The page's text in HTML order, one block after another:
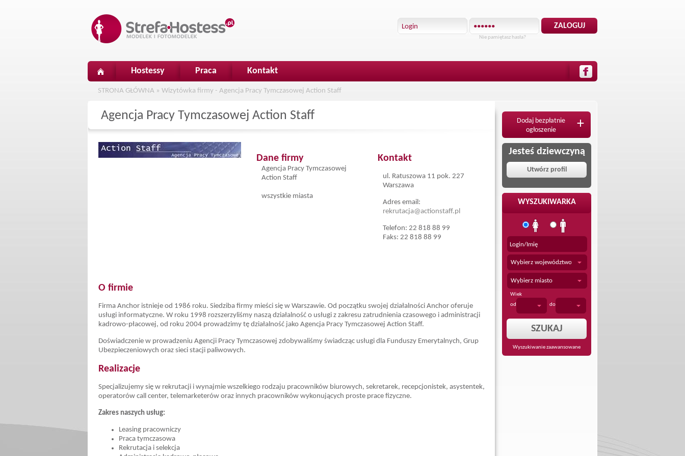
Nie pamiętasz hasła?
Hostessy Praca Kontakt
STRONA GŁÓWNA » Wizytówka firmy - Agencja Pracy Tymczasowej Action Staff
Agencja Pracy Tymczasowej Action Staff
Dane firmy
Agencja Pracy Tymczasowej
Action Staff
wszystkie miasta
Kontakt
ul. Ratuszowa 11 pok. 227
Warszawa
Adres email:
rekrutacja@actionstaff.pl
Telefon: 22 818 88 99
Faks: 22 818 88 99
O firmie
Firma Anchor istnieje od 1986 roku. Siedziba firmy mieści się w Warszawie. Od początku swojej działalności Anchor oferuje
usługi informatyczne. W roku 1998 rozszerzyliśmy naszą działalność o usługi z zakresu zatrudnienia czasowego i administracji
kadrowo-płacowej, od roku 2004 prowadzimy tę działalność jako Agencja Pracy Tymczasowej Action Staff.
Doświadczenie w prowadzeniu Agencji Pracy Tymczasowej zdobywaliśmy świadcząc usługi dla Funduszy Emerytalnych, Grup
Ubezpieczeniowych oraz sieci stacji paliwowych.
Realizacje
Specjalizujemy się w rekrutacji i wynajmie wszelkiego rodzaju pracowników biurowych, sekretarek, recepcjonistek, asystentek,
operatorów call center, telemarketerów oraz innych pracowników wykonujących proste prace fizyczne.
Zakres naszych usług:
Leasing pracowniczy
Praca tymczasowa
Rekrutacja i selekcja
Dodaj bezpłatnie
ogłoszenie
+
Jesteś dziewczyną
Utwórz profil
WYSZUKIWARKA
Wybierz województwo
Wybierz miasto
Wiek
od
do
Wyszukiwanie zaawansowane